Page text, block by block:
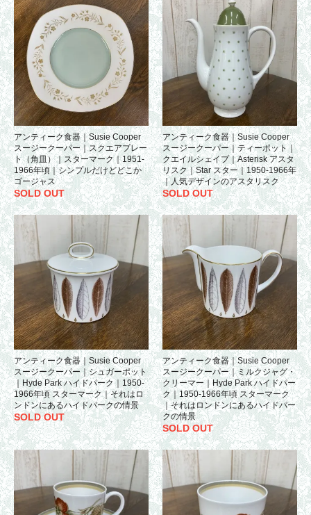
アンティーク食器｜Susie Cooper
スージークーパー｜スクエアプレー
ト（角皿）｜スターマーク｜1951-
1966年頃｜シンプルだけどどこか
ゴージャス
SOLD OUT
アンティーク食器｜Susie Cooper
スージークーパー｜ティーポット｜
クエイルシェイプ｜Asterisk アスタ
リスク｜Star スター｜1950-1966年
｜人気デザインのアスタリスク
SOLD OUT
アンティーク食器｜Susie Cooper
スージークーパー｜シュガーポット
｜Hyde Park ハイドパーク｜1950-
1966年頃 スターマーク｜それはロ
ンドンにあるハイドパークの情景
SOLD OUT
アンティーク食器｜Susie Cooper
スージークーパー｜ミルクジャグ・
クリーマー｜Hyde Park ハイドパー
ク｜1950-1966年頃 スターマーク
｜それはロンドンにあるハイドパー
クの情景
SOLD OUT